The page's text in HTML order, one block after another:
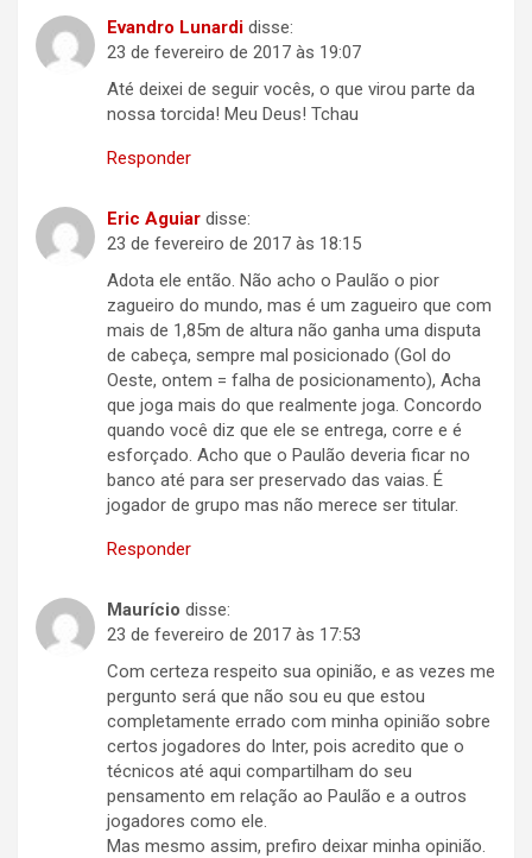
Evandro Lunardi disse:
23 de fevereiro de 2017 às 19:07
Até deixei de seguir vocês, o que virou parte da
nossa torcida! Meu Deus! Tchau
Responder
Eric Aguiar disse:
23 de fevereiro de 2017 às 18:15
Adota ele então. Não acho o Paulão o pior
zagueiro do mundo, mas é um zagueiro que com
mais de 1,85m de altura não ganha uma disputa
de cabeça, sempre mal posicionado (Gol do
Oeste, ontem = falha de posicionamento), Acha
que joga mais do que realmente joga. Concordo
quando você diz que ele se entrega, corre e é
esforçado. Acho que o Paulão deveria ficar no
banco até para ser preservado das vaias. É
jogador de grupo mas não merece ser titular.
Responder
Maurício disse:
23 de fevereiro de 2017 às 17:53
Com certeza respeito sua opinião, e as vezes me
pergunto será que não sou eu que estou
completamente errado com minha opinião sobre
certos jogadores do Inter, pois acredito que o
técnicos até aqui compartilham do seu
pensamento em relação ao Paulão e a outros
jogadores como ele.
Mas mesmo assim, prefiro deixar minha opinião.